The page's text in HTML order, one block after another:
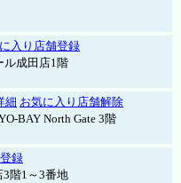
入り店舗登録
ル成田店1階
細 お気に入り店舗解除
BAY North Gate 3階
録
階1～3番地